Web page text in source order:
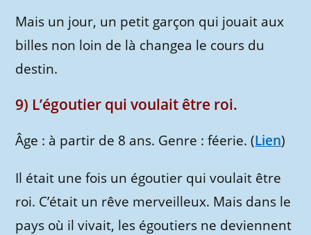
Mais un jour, un petit garçon qui jouait aux
billes non loin de là changea le cours du
destin.
9) L’égoutier qui voulait être roi.
Âge : à partir de 8 ans. Genre : féerie. (Lien)
Il était une fois un égoutier qui voulait être
roi. C’était un rêve merveilleux. Mais dans le
pays où il vivait, les égoutiers ne deviennent